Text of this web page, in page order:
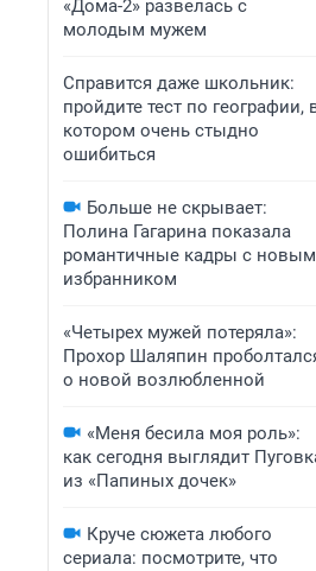
«Дома-2» развелась с
молодым мужем
Справится даже школьник:
пройдите тест по географии,
котором очень стыдно
ошибиться
Больше не скрывает:
Полина Гагарина показала
романтичные кадры с новым
избранником
«Четырех мужей потеряла»:
Прохор Шаляпин
о новой возлюбленной
«Меня бесила моя роль»:
как сегодня выглядит
из «Папиных дочек»
Круче сюжета любого
сериала: посмотрите, что